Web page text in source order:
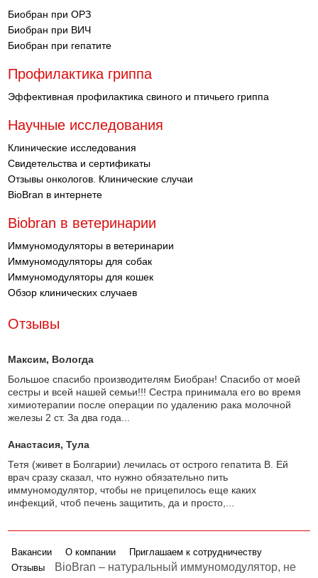
Биобран при ОРЗ
Биобран при ВИЧ
Биобран при гепатите
Профилактика гриппа
Эффективная профилактика свиного и птичьего гриппа
Научные исследования
Клинические исследования
Свидетельства и сертификаты
Отзывы онкологов. Клинические случаи
BioBran в интернете
Biobran в ветеринарии
Иммуномодуляторы в ветеринарии
Иммуномодуляторы для собак
Иммуномодуляторы для кошек
Обзор клинических случаев
Отзывы
Максим, Вологда
Большое спасибо производителям Биобран! Спасибо от моей
сестры и всей нашей семьи!!! Сестра принимала его во время
химиотерапии после операции по удалению рака молочной
железы 2 ст. За два года...
Анастасия, Тула
Тетя (живет в Болгарии) лечилась от острого гепатита В. Ей
врач сразу сказал, что нужно обязательно пить
иммуномодулятор, чтобы не прицепилось еще каких
инфекций, чтоб печень защитить, да и просто,...
Вакансии О компании
Приглашаем к сотрудничеству
Отзывы
BioBran – натуральный иммуномодулятор, не